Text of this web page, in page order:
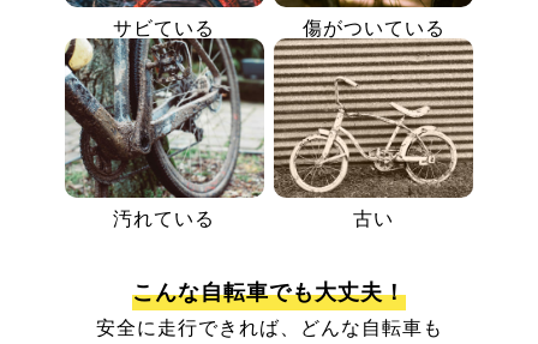
サビている 傷がついている
汚れている 古い
こんな自転車でも大丈夫！
安全に走行できれば、どんな自転車も